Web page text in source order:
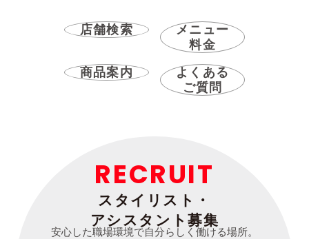
店舗検索
メニュー
料金
商品案内
よくある
ご質問
RECRUIT
スタイリスト・
アシスタント募集
安心した職場環境で自分らしく働ける場所。